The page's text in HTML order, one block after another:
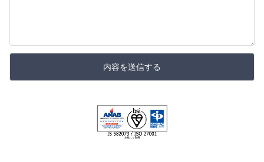
内容を送信する